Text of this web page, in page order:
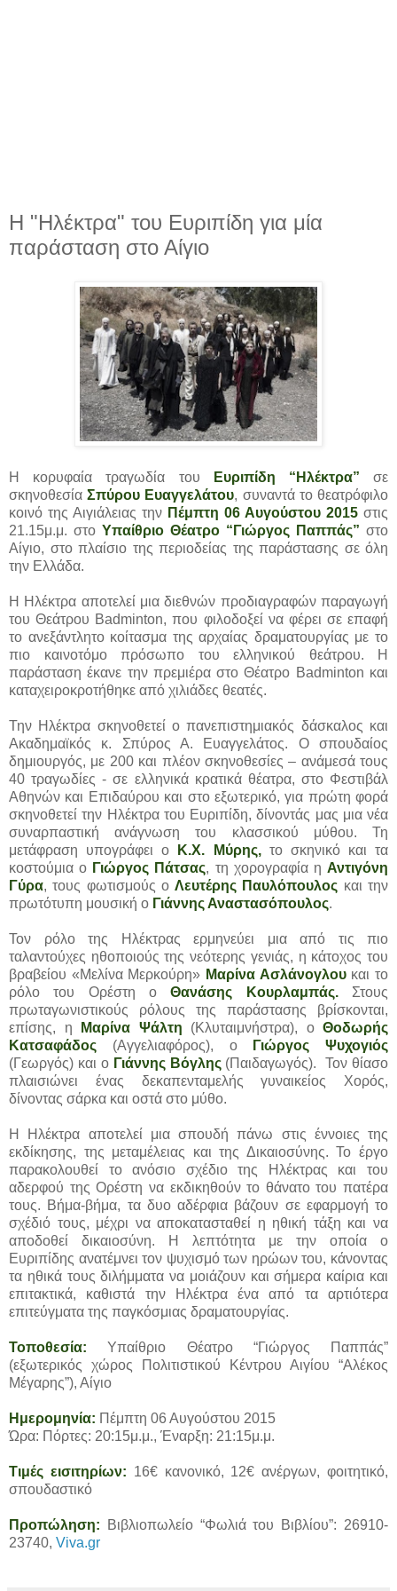
Η "Ηλέκτρα" του Ευριπίδη για μία
παράσταση στο Αίγιο
Η κορυφαία τραγωδία του Ευριπίδη “Ηλέκτρα”σε
σκηνοθεσίαΣπύρου Ευαγγελάτου, συναντά το θεατρόφιλο
κοινό της Αιγιάλειας την Πέμπτη 06 Αυγούστου 2015 στις
21.15μ.μ. στο Υπαίθριο Θέατρο “Γιώργος Παππάς” στο
Αίγιο, στο πλαίσιο της περιοδείας της παράστασης σε όλη
την Ελλάδα.
Η Ηλέκτρα αποτελεί μια διεθνών προδιαγραφών παραγωγή
του Θεάτρου Badminton, που φιλοδοξεί να φέρει σε επαφή
το ανεξάντλητο κοίτασμα της αρχαίας δραματουργίας με το
πιο καινοτόμο πρόσωπο του ελληνικού θεάτρου. Η
παράσταση έκανε την πρεμιέρα στο Θέατρο Badminton και
καταχειροκροτήθηκε από χιλιάδες θεατές.
Την Ηλέκτρα σκηνοθετεί ο πανεπιστημιακός δάσκαλος και
Ακαδημαϊκός κ. Σπύρος Α. Ευαγγελάτος. Ο σπουδαίος
δημιουργός, με 200 και πλέον σκηνοθεσίες – ανάμεσά τους
40 τραγωδίες - σε ελληνικά κρατικά θέατρα, στο Φεστιβάλ
Αθηνών και Επιδαύρου και στο εξωτερικό, για πρώτη φορά
σκηνοθετεί την Ηλέκτρα του Ευριπίδη, δίνοντάς μας μια νέα
συναρπαστική ανάγνωση του κλασσικού μύθου. Τη
μετάφραση υπογράφει ο
Κ.Χ. Μύρης, το σκηνικό και τα
κοστούμια ο Γιώργος Πάτσας, τη χορογραφία ηΑντιγόνη
Γύρα, τους φωτισμούς ο Λευτέρης Παυλόπουλος και την
πρωτότυπη μουσική ο Γιάννης Αναστασόπουλος.
Τον ρόλο της Ηλέκτρας ερμηνεύει μια από τις πιο
ταλαντούχες ηθοποιούς της νεότερης γενιάς, η κάτοχος του
βραβείου «Μελίνα Μερκούρη» Μαρίνα Ασλάνογλουκαι το
ρόλο του Ορέστη οΘανάσης Κουρλαμπάς.
Στους
πρωταγωνιστικούς ρόλους της παράστασης βρίσκονται,
επίσης, η
Μαρίνα Ψάλτη (Κλυταιμνήστρα), ο Θοδωρής
Κατσαφάδος (Αγγελιαφόρος), ο
Γιώργος Ψυχογιός
(Γεωργός) και ο Γιάννης Βόγλης (Παιδαγωγός). Τον θίασο
πλαισιώνει ένας δεκαπενταμελής γυναικείος Χορός,
δίνοντας σάρκα και οστά στο μύθο.
Η Ηλέκτρα αποτελεί μια σπουδή πάνω στις έννοιες της
εκδίκησης, της μεταμέλειας και της Δικαιοσύνης. Το έργο
παρακολουθεί το ανόσιο σχέδιο της Ηλέκτρας και του
αδερφού της Ορέστη να εκδικηθούν το θάνατο του πατέρα
τους. Βήμα-βήμα, τα δυο αδέρφια βάζουν σε εφαρμογή το
σχέδιό τους, μέχρι να αποκατασταθεί η ηθική τάξη και να
αποδοθεί δικαιοσύνη. Η λεπτότητα με την οποία ο
Ευριπίδης ανατέμνει τον ψυχισμό των ηρώων του, κάνοντας
τα ηθικά τους διλήμματα να μοιάζουν και σήμερα καίρια και
επιτακτικά, καθιστά την Ηλέκτρα ένα από τα αρτιότερα
επιτεύγματα της παγκόσμιας δραματουργίας.
Τοποθεσία: Υπαίθριο Θέατρο “Γιώργος Παππάς”
(εξωτερικός χώρος Πολιτιστικού Κέντρου Αιγίου “Αλέκος
Μέγαρης”), Αίγιο
Ημερομηνία: Πέμπτη 06 Αυγούστου 2015
Ώρα: Πόρτες: 20:15μ.μ., Έναρξη: 21:15μ.μ.
Τιμές εισιτηρίων: 16€ κανονικό, 12€ ανέργων, φοιτητικό,
σπουδαστικό
Προπώληση:
Βιβλιοπωλείο “Φωλιά του Βιβλίου”: 26910-
23740, Viva.gr